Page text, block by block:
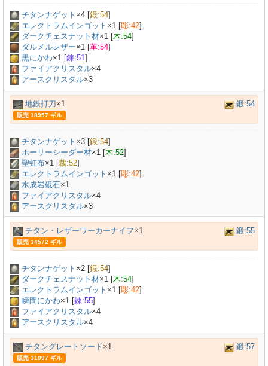
チタンナゲット ×4 [鍛:54]
エレクトラムインゴット ×1 [彫:42]
ダークチェスナット材×1 [木:54]
ダルメルレザー×1 [革:54]
黒にかわ×1 [錬:51]
ファイアクリスタル×4
アースクリスタル×3
地鉄打刀×1 鍛:54
販売 18957 ギル
チタンナゲット ×3 [鍛:54]
ホーリーシーダー材×1 [木:52]
聖虹布×1 [裁:52]
エレクトラムインゴット ×1 [彫:42]
水成岩砥石×1
ファイアクリスタル×4
アースクリスタル×3
チタン・レザーワーカーナイフ×1 鍛:55
販売 14572 ギル
チタンナゲット ×2 [鍛:54]
ダークチェスナット材×1 [木:54]
エレクトラムインゴット ×1 [彫:42]
瞬間にかわ×1 [錬:55]
ファイアクリスタル×4
アースクリスタル×4
チタングレートソード×1 鍛:57
販売 31097 ギル